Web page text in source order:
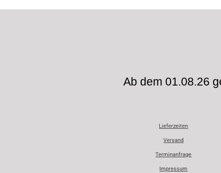
Ab dem 01.08.26
Lieferzeiten
Versand
Terminanfrage
Impressum